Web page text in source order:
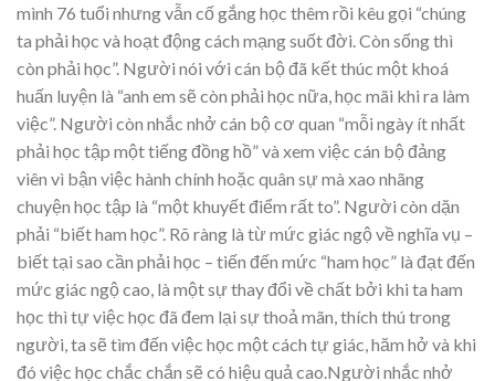
mình 76 tuổi nhưng vẫn cố gắng học thêm rồi kêu gọi “chúng
ta phải học và hoạt động cách mạng suốt đời. Còn sống thì
còn phải học”. Người nói với cán bộ đã kết thúc một khoá
huấn luyện là “anh em sẽ còn phải học nữa, học mãi khi ra làm
việc”. Người còn nhắc nhở cán bộ cơ quan “mỗi ngày ít nhất
phải học tập một tiếng đồng hồ” và xem việc cán bộ đảng
viên vì bận việc hành chính hoặc quân sự mà xao nhãng
chuyện học tập là “một khuyết điểm rất to”. Người còn dặn
phải “biết ham học”. Rõ ràng là từ mức giác ngộ về nghĩa vụ –
biết tại sao cần phải học – tiến đến mức “ham học” là đạt đến
mức giác ngộ cao, là một sự thay đổi về chất bởi khi ta ham
học thì tự việc học đã đem lại sự thoả mãn, thích thú trong
người, ta sẽ tìm đến việc học một cách tự giác, hăm hở và khi
đó việc học chắc chắn sẽ có hiệu quả cao.Người nhắc nhở